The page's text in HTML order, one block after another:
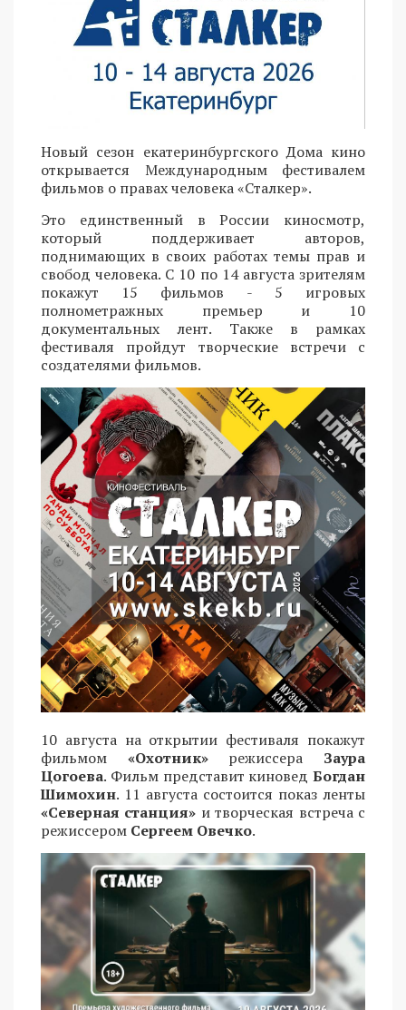
Новый сезон екатеринбургского Дома кино
открывается Международным фестивалем
фильмов о правах человека «Сталкер».
Это единственный в России киносмотр,
который поддерживает авторов,
поднимающих в своих работах темы прав и
свобод человека. С 10 по 14 августа зрителям
покажут 15 фильмов - 5 игровых
полнометражных премьер и 10
документальных лент. Также в рамках
фестиваля пройдут творческие встречи с
создателями фильмов.
10 августа на открытии фестиваля покажут
фильмом «Охотник»режиссера Заура
Цогоева. Фильм представит киновед Богдан
Шимохин. 11 августа состоится показ ленты
«Северная станция» и творческая встреча с
режиссером Сергеем Овечко.